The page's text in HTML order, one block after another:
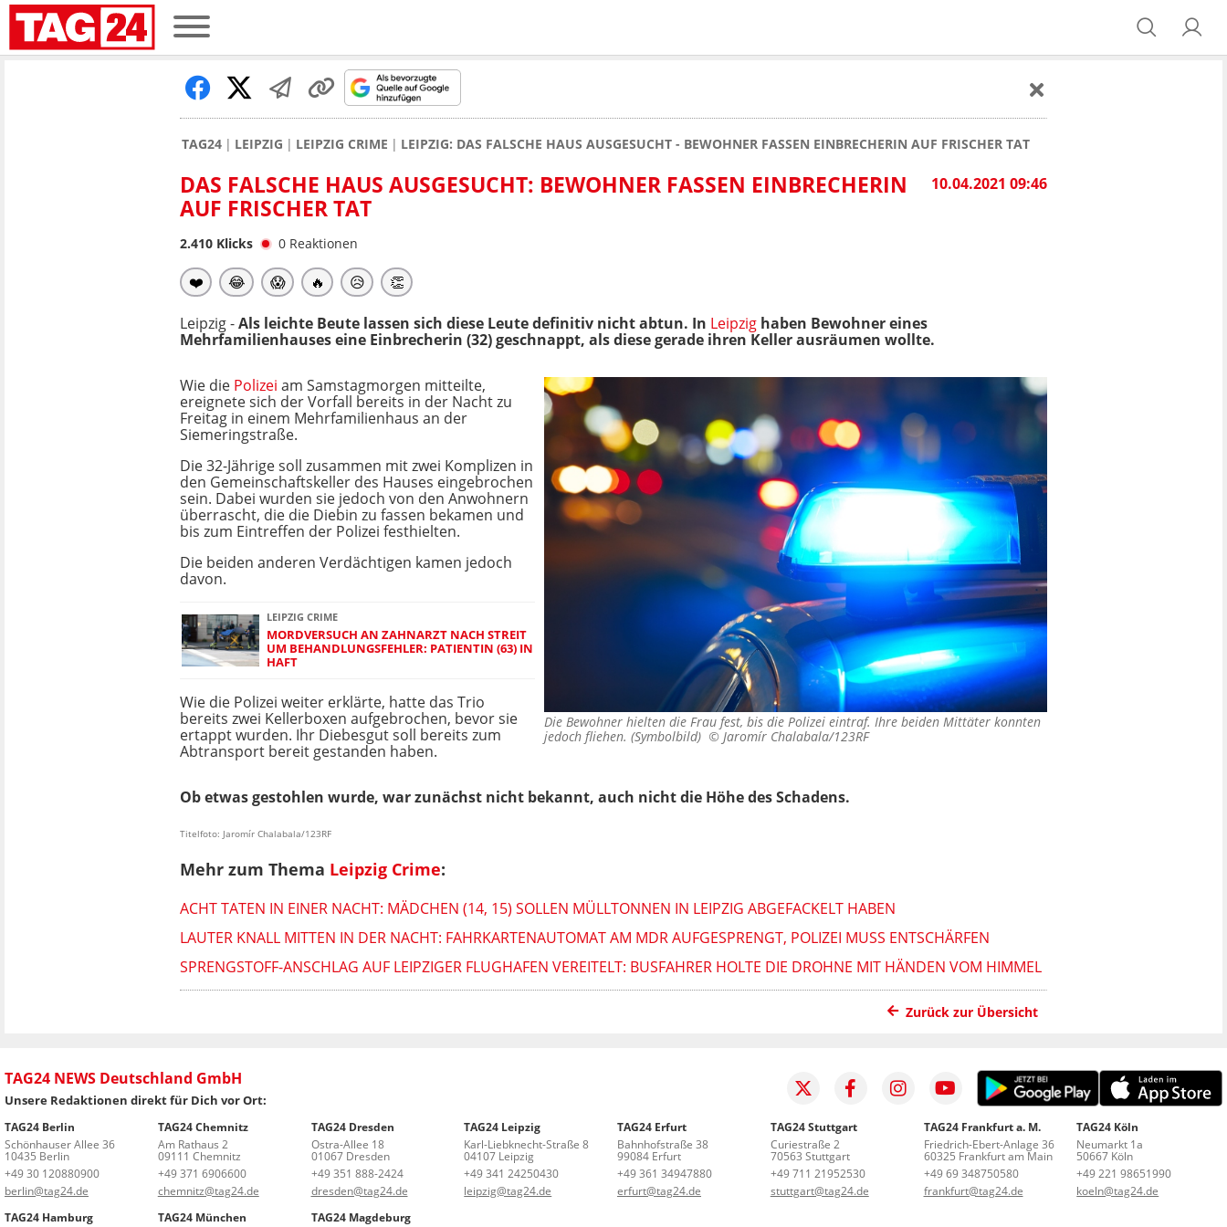
TAG24 LEIPZIG LEIPZIG CRIME LEIPZIG: DAS FALSCHE HAUS AUSGESUCHT - BEWOHNER FASSEN EINBRECHERIN AUF FRISCHER TAT
10.04.2021 09:46
DAS FALSCHE HAUS AUSGESUCHT: BEWOHNER FASSEN EINBRECHERIN
AUF FRISCHER TAT
2.410 Klicks 0 Reaktionen
❤️ 😂 😱 🔥 😥 👏
Leipzig -Als leichte Beute lassen sich diese Leute definitiv nicht abtun. In Leipzig haben Bewohner eines
Mehrfamilienhauses eine Einbrecherin (32) geschnappt, als diese gerade ihren Keller ausräumen wollte.
Die Bewohner hielten die Frau fest, bis die Polizei eintraf. Ihre beiden Mittäter konnten
jedoch fliehen. (Symbolbild) © Jaromír Chalabala/123RF
Wie die Polizei am Samstagmorgen mitteilte,
ereignete sich der Vorfall bereits in der Nacht zu
Freitag in einem Mehrfamilienhaus an der
Siemeringstraße.
Die 32-Jährige soll zusammen mit zwei Komplizen in
den Gemeinschaftskeller des Hauses eingebrochen
sein. Dabei wurden sie jedoch von den Anwohnern
überrascht, die die Diebin zu fassen bekamen und
bis zum Eintreffen der Polizei festhielten.
Die beiden anderen Verdächtigen kamen jedoch
davon.
LEIPZIG CRIME
MORDVERSUCH AN ZAHNARZT NACH STREIT
UM BEHANDLUNGSFEHLER: PATIENTIN (63) IN
HAFT
Wie die Polizei weiter erklärte, hatte das Trio
bereits zwei Kellerboxen aufgebrochen, bevor sie
ertappt wurden. Ihr Diebesgut soll bereits zum
Abtransport bereit gestanden haben.
Ob etwas gestohlen wurde, war zunächst nicht bekannt, auch nicht die Höhe des Schadens.
Titelfoto: Jaromír Chalabala/123RF
Mehr zum Thema Leipzig Crime:
ACHT TATEN IN EINER NACHT: MÄDCHEN (14, 15) SOLLEN MÜLLTONNEN IN LEIPZIG ABGEFACKELT HABEN
LAUTER KNALL MITTEN IN DER NACHT: FAHRKARTENAUTOMAT AM MDR AUFGESPRENGT, POLIZEI MUSS ENTSCHÄRFEN
SPRENGSTOFF-ANSCHLAG AUF LEIPZIGER FLUGHAFEN VEREITELT: BUSFAHRER HOLTE DIE DROHNE MIT HÄNDEN VOM HIMMEL
Zurück zur Übersicht
TAG24 NEWS Deutschland GmbH
Unsere Redaktionen direkt für Dich vor Ort:
TAG24 Berlin
Schönhauser Allee 36
10435 Berlin
+49 30 120880900
berlin@tag24.de
TAG24 Chemnitz
Am Rathaus 2
09111 Chemnitz
+49 371 6906600
chemnitz@tag24.de
TAG24 Dresden
Ostra-Allee 18
01067 Dresden
+49 351 888-2424
dresden@tag24.de
TAG24 Leipzig
Karl-Liebknecht-Straße 8
04107 Leipzig
+49 341 24250430
leipzig@tag24.de
TAG24 Erfurt
Bahnhofstraße 38
99084 Erfurt
+49 361 34947880
erfurt@tag24.de
TAG24 Stuttgart
Curiestraße 2
70563 Stuttgart
+49 711 21952530
stuttgart@tag24.de
TAG24 Frankfurt a. M.
Friedrich-Ebert-Anlage 36
60325 Frankfurt am Main
+49 69 348750580
frankfurt@tag24.de
TAG24 Köln
Neumarkt 1a
50667 Köln
+49 221 98651990
koeln@tag24.de
TAG24 Hamburg
TAG24 München
TAG24 Magdeburg